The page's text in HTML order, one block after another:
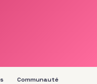
Communauté